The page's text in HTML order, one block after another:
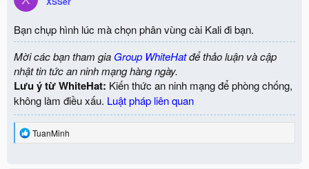
Bạn chụp hình lúc mà chọn phân vùng cài Kali đi bạn.
Mời các bạn tham gia Group WhiteHatđể thảo luận và cập
nhật tin tức an ninh mạng hàng ngày.
Lưu ý từ WhiteHat: Kiến thức an ninh mạng để phòng chống,
không làm điều xấu. Luật pháp liên quan
R
TuanMinh